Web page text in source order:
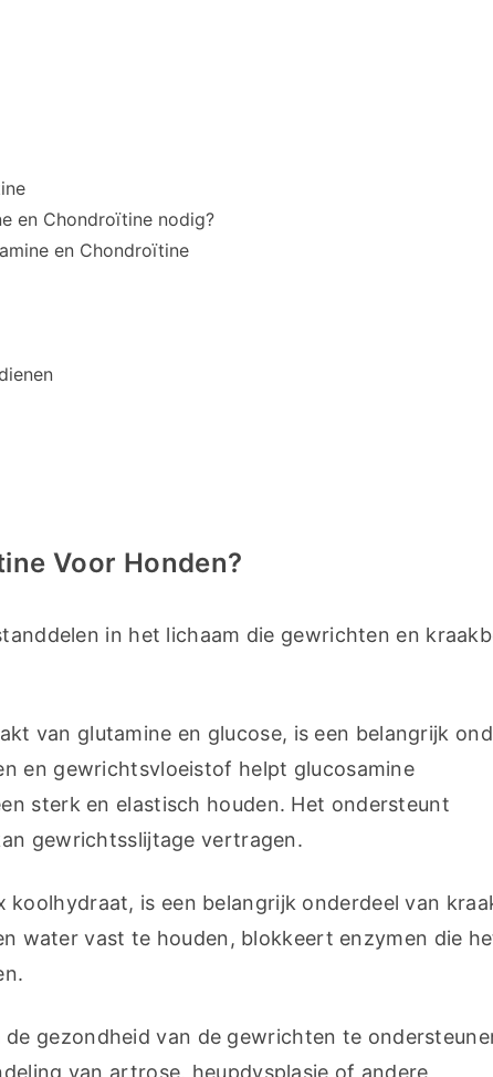
en Chondroïtine nodig?
en Chondroïtine
Voor Honden?
in het lichaam die gewrichten en
van glutamine en glucose, is een belangrijk
en gewrichtsvloeistof helpt glucosamine
sterk en elastisch houden. Het ondersteunt
gewrichtsslijtage vertragen.
is een belangrijk onderdeel van
water vast te houden, blokkeert enzymen die
gezondheid van de gewrichten te
van artrose, heupdysplasie of andere